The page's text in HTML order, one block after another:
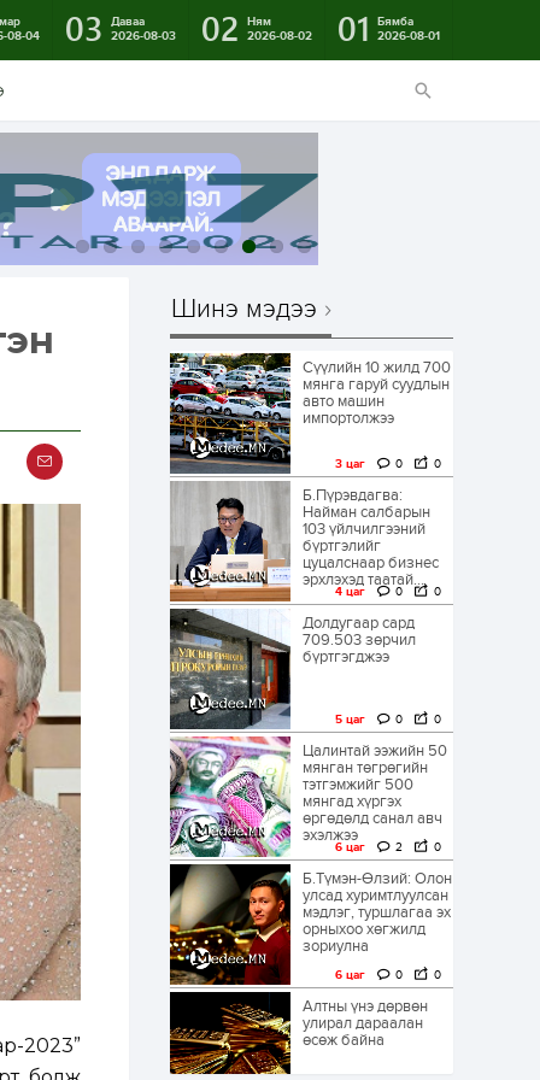
08-04
03
Даваа
2026-08-03
02
Ням
2026-08-02
01
Бямба
2026-08-01
2023”
Шинэ мэдээ
Сүүлийн 10 жилд 700
мянга гаруй суудлын
авто машин
импортолжээ
3 цаг 0 0
Б.Пүрэвдагва:
Найман салбарын
103 үйлчилгээний
бүртгэлийг
цуцалснаар бизнес
эрхлэхэд таатай...
4 цаг 0 0
Долдугаар сард
709.503 зөрчил
бүртгэгджээ
5 цаг 0 0
Цалинтай ээжийн 50
мянган төгрөгийн
тэтгэмжийг 500
мянгад хүргэх
өргөдөлд санал авч
эхэлжээ
6 цаг 2 0
Б.Түмэн-Өлзий: Олон
улсад хуримтлуулсан
мэдлэг, туршлагаа эх
орныхоо хөгжилд
зориулна
6 цаг 0 0
Алтны үнэ дөрвөн
улирал дараалан
өсөж байна